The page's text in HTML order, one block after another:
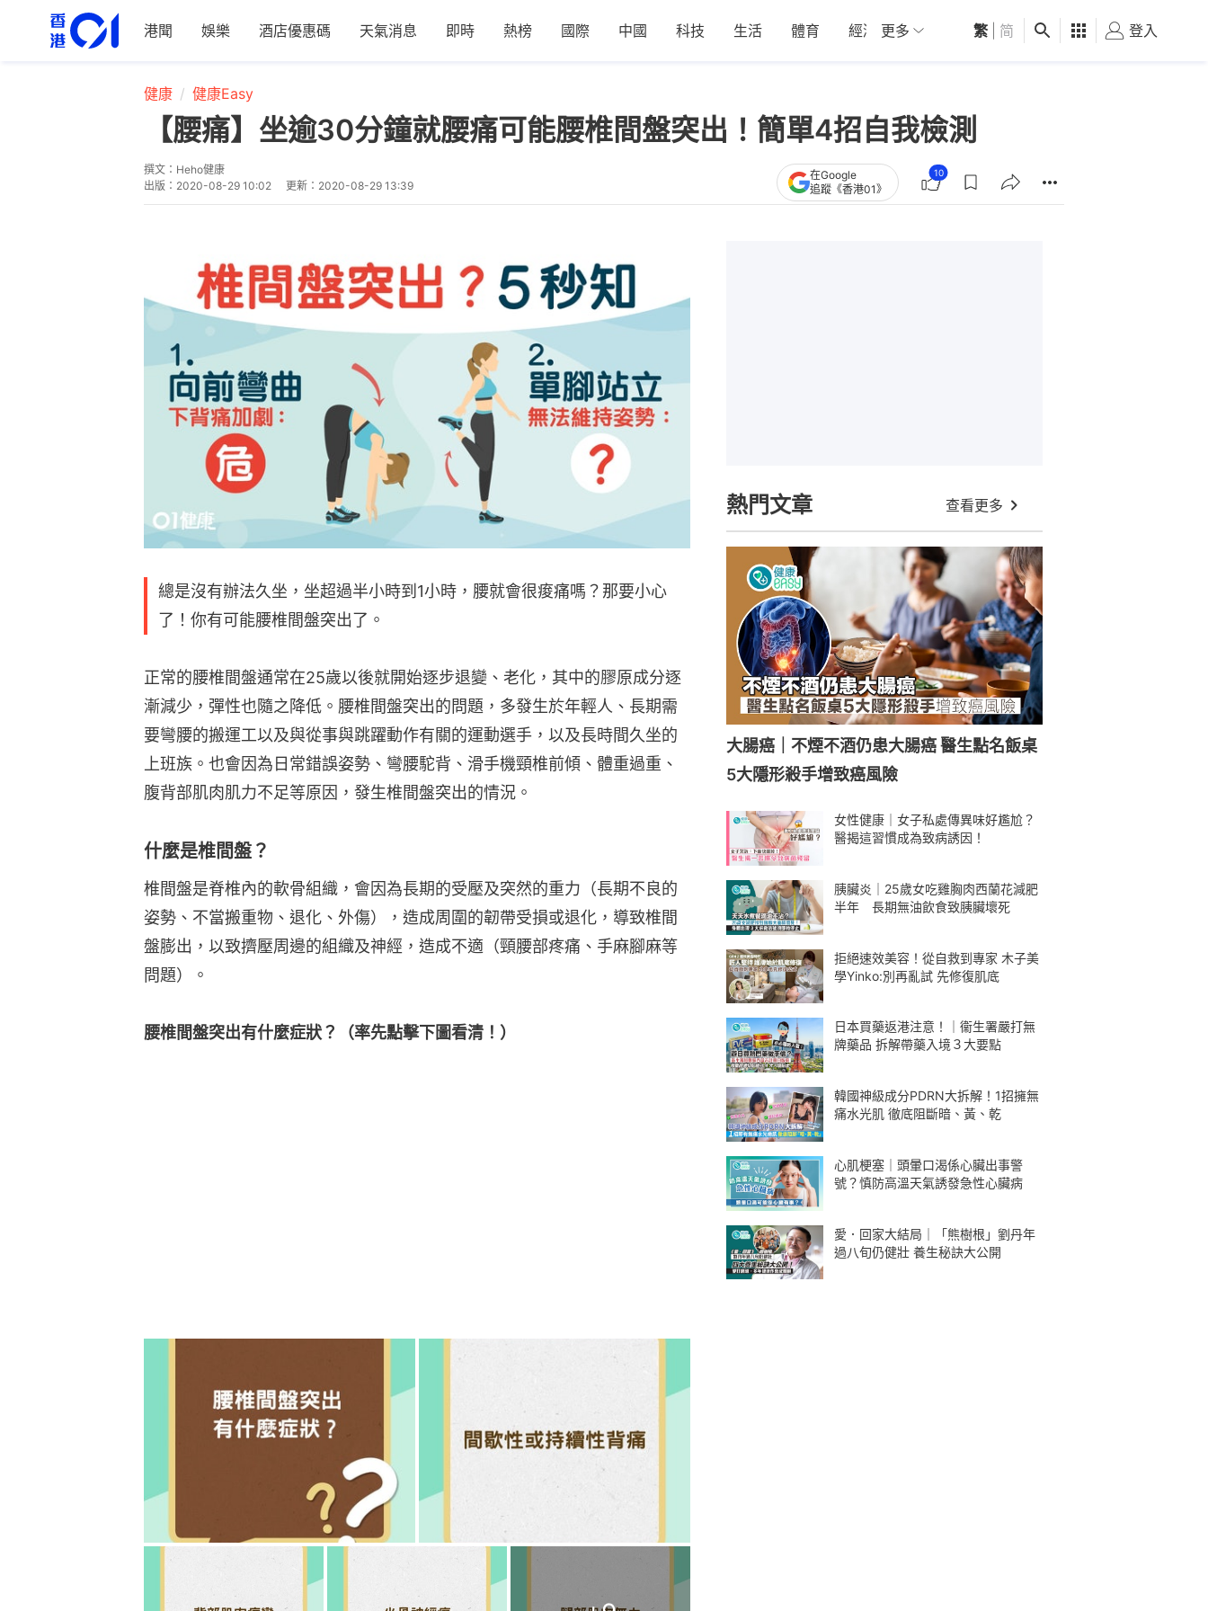
港聞 娛樂 酒店優惠碼 天氣消息 即時 熱榜 國際 中國 科技 生活 體育 經濟 01深圳 觀點 健康 好食玩飛
更多 繁 简 登入
健康 健康Easy
【腰痛】坐逾30分鐘就腰痛可能腰椎間盤突出！簡單4招自我檢測
撰文： Heho健康
出版： 2020-08-29 10:02 更新： 2020-08-29 13:39
在Google
追蹤《香港01》
10
總是沒有辦法久坐，坐超過半小時到1小時，腰就會很痠痛嗎？那要小心
了！你有可能腰椎間盤突出了。
正常的腰椎間盤通常在25歲以後就開始逐步退變、老化，其中的膠原成分逐
漸減少，彈性也隨之降低。腰椎間盤突出的問題，多發生於年輕人、長期需
要彎腰的搬運工以及與從事與跳躍動作有關的運動選手，以及長時間久坐的
上班族。也會因為日常錯誤姿勢、彎腰駝背、滑手機頸椎前傾、體重過重、
腹背部肌肉肌力不足等原因，發生椎間盤突出的情況。
什麼是椎間盤？
椎間盤是脊椎內的軟骨組織，會因為長期的受壓及突然的重力（長期不良的
姿勢、不當搬重物、退化、外傷），造成周圍的韌帶受損或退化，導致椎間
盤膨出，以致擠壓周邊的組織及神經，造成不適（頸腰部疼痛、手麻腳麻等
問題）。
腰椎間盤突出有什麼症狀？（率先點擊下圖看清！）
熱門文章 查看更多
大腸癌｜不煙不酒仍患大腸癌 醫生點名飯桌
5大隱形殺手增致癌風險
女性健康｜女子私處傳異味好尷尬？
醫揭這習慣成為致病誘因！
胰臟炎｜25歲女吃雞胸肉西蘭花減肥
半年 長期無油飲食致胰臟壞死
拒絕速效美容！從自救到專家 木子美
學Yinko:別再亂試 先修復肌底
日本買藥返港注意！｜衞生署嚴打無
牌藥品 拆解帶藥入境３大要點
韓國神級成分PDRN大拆解！1招擁無
痛水光肌 徹底阻斷暗、黃、乾
心肌梗塞｜頭暈口渴係心臟出事警
號？慎防高溫天氣誘發急性心臟病
愛．回家大結局｜「熊樹根」劉丹年
過八旬仍健壯 養生秘訣大公開